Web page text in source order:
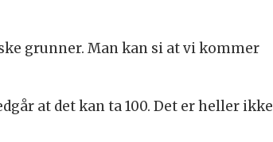
grunner. Man kan si at vi kommer
at det kan ta 100. Det er heller ikke